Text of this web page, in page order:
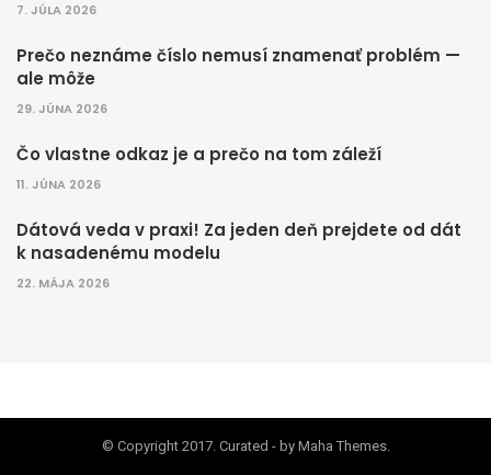
7. JÚLA 2026
Prečo neznáme číslo nemusí znamenať problém —
ale môže
29. JÚNA 2026
Čo vlastne odkaz je a prečo na tom záleží
11. JÚNA 2026
Dátová veda v praxi! Za jeden deň prejdete od dát
k nasadenému modelu
22. MÁJA 2026
© Copyright 2017. Curated - by Maha Themes.